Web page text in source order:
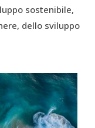
sostenibile,
dello sviluppo